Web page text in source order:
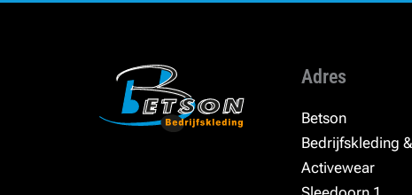
Adres
Betson
Bedrijfskleding &
Activewear